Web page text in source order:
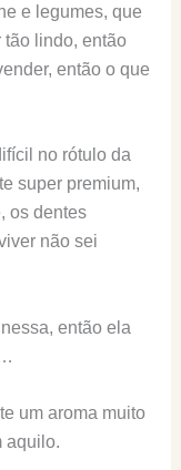
e legumes, que
tão lindo, então
então o que
no rótulo da
super premium,
os dentes
não sei
então ela
um aroma muito
aquilo.